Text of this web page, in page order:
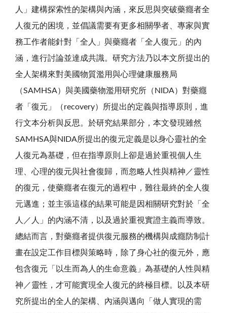
人」建構探索性的架構與內涵，來反思與突破藥癮者全
人復元的困境，並倡議需要有更多相關學者、專家與實
務工作者能針對「全人」與藥癮者「全人復元」的內
涵，進行討論並達成共識。研究方法乃以本文所提出的
全人架構來對美國物質濫用與心理健康服務局
（SAMHSA）與美國藥物濫用研究所（NIDA）對藥癮
者「復元」（recovery）所提出的定義與指導原則，進
行文本分析與反思。於研究結果部分，本文發現雖然
SAMHSA與NIDA所提出的復元定義是以身心靈社的全
人復元為基礎，但在指導原則上卻是過於重視個人生
理、心理的復元與社會復歸，而忽略人性與精神／靈性
的復元，使藥癮者在復元的過程中，難往最終的全人復
元邁進；並主張這樣的結果可能是因相關研究對於「全
人／人」的內涵不清，以及過於重視實證主義而導致。
總結而言，對藥癮者提供復元服務的機構與成癮防制計
畫在設定工作目標與策略時，除了身心社的復元外，應
包含復元「以生而為人的生命意義」為基礎的人性與精
神／靈性，才可能實現全人復元的終極目標。以及本研
究所提出的全人的架構、內涵與邁向「做人實現的需